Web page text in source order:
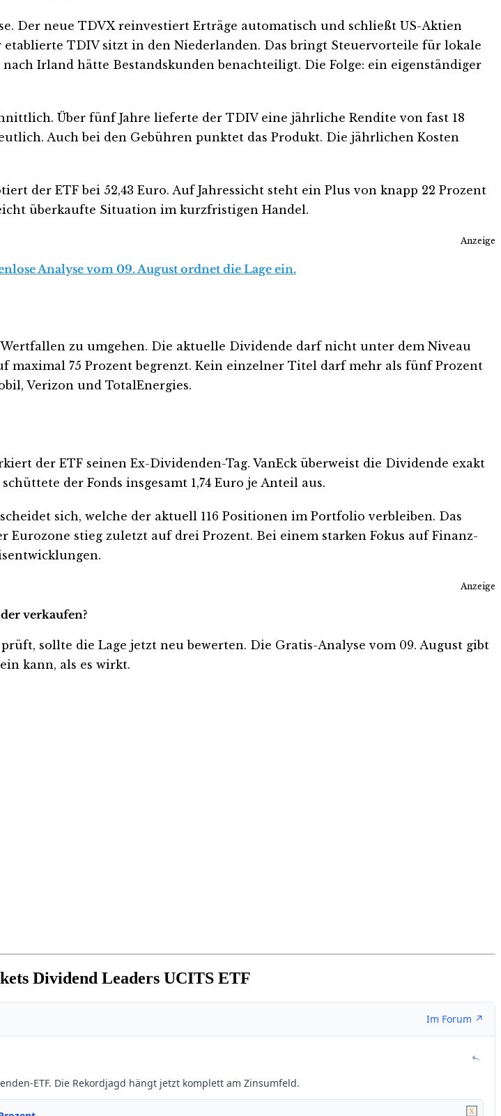
Der neue TDVX reinvestiert Erträge automatisch und schließt US-Aktien
TDIV sitzt in den Niederlanden. Das bringt Steuervorteile für lokale
Irland hätte Bestandskunden benachteiligt. Die Folge: ein eigenständiger
Über fünf Jahre lieferte der TDIV eine jährliche Rendite von fast 18
Auch bei den Gebühren punktet das Produkt. Die jährlichen Kosten
der ETF bei 52,43 Euro. Auf Jahressicht steht ein Plus von knapp 22 Prozent
überkaufte Situation im kurzfristigen Handel.
Anzeige
Analyse vom 09. August ordnet die Lage ein.
zu umgehen. Die aktuelle Dividende darf nicht unter dem Niveau
maximal 75 Prozent begrenzt. Kein einzelner Titel darf mehr als fünf Prozent
Verizon und TotalEnergies.
der ETF seinen Ex-Dividenden-Tag. VanEck überweist die Dividende exakt
der Fonds insgesamt 1,74 Euro je Anteil aus.
sich, welche der aktuell 116 Positionen im Portfolio verbleiben. Das
stieg zuletzt auf drei Prozent. Bei einem starken Fokus auf Finanz-
Anzeige
verkaufen?
sollte die Lage jetzt neu bewerten. Die Gratis-Analyse vom 09. August gibt
kann, als es wirkt.
Dividend Leaders UCITS ETF